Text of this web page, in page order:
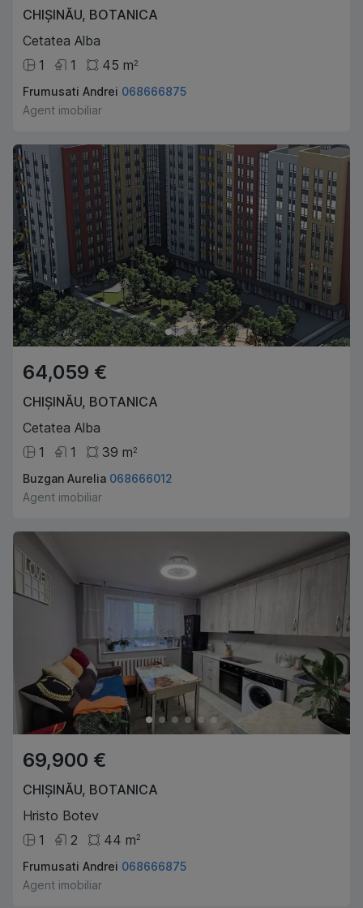
CHIȘINĂU, BOTANICA
Cetatea Alba
1
1 45 m2
Frumusati Andrei 068666875
Agent imobiliar
64,059 €
CHIȘINĂU, BOTANICA
Cetatea Alba
1
1 39 m2
Buzgan Aurelia 068666012
Agent imobiliar
69,900 €
CHIȘINĂU, BOTANICA
Hristo Botev
1
2 44 m2
Frumusati Andrei 068666875
Agent imobiliar